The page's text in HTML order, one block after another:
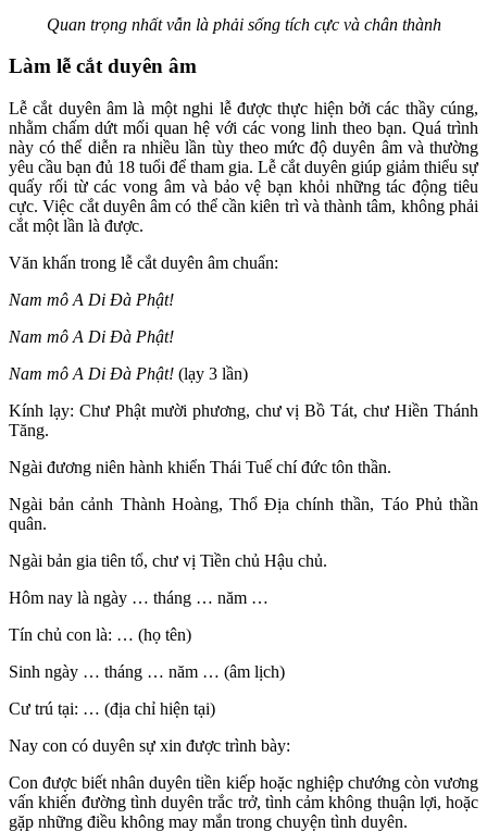
Quan trọng nhất vẫn là phải sống tích cực và chân thành
Làm lễ cắt duyên âm
Lễ cắt duyên âm là một nghi lễ được thực hiện bởi các thầy cúng,
nhằm chấm dứt mối quan hệ với các vong linh theo bạn. Quá trình
này có thể diễn ra nhiều lần tùy theo mức độ duyên âm và thường
yêu cầu bạn đủ 18 tuổi để tham gia. Lễ cắt duyên giúp giảm thiểu sự
quấy rối từ các vong âm và bảo vệ bạn khỏi những tác động tiêu
cực. Việc cắt duyên âm có thể cần kiên trì và thành tâm, không phải
cắt một lần là được.
Văn khấn trong lễ cắt duyên âm chuẩn:
Nam mô A Di Đà Phật!
Nam mô A Di Đà Phật!
Nam mô A Di Đà Phật! (lạy 3 lần)
Kính lạy: Chư Phật mười phương, chư vị Bồ Tát, chư Hiền Thánh
Tăng.
Ngài đương niên hành khiển Thái Tuế chí đức tôn thần.
Ngài bản cảnh Thành Hoàng, Thổ Địa chính thần, Táo Phủ thần
quân.
Ngài bản gia tiên tổ, chư vị Tiền chủ Hậu chủ.
Hôm nay là ngày … tháng … năm …
Tín chủ con là: … (họ tên)
Sinh ngày … tháng … năm … (âm lịch)
Cư trú tại: … (địa chỉ hiện tại)
Nay con có duyên sự xin được trình bày:
Con được biết nhân duyên tiền kiếp hoặc nghiệp chướng còn vương
vấn khiến đường tình duyên trắc trở, tình cảm không thuận lợi, hoặc
gặp những điều không may mắn trong chuyện tình duyên.